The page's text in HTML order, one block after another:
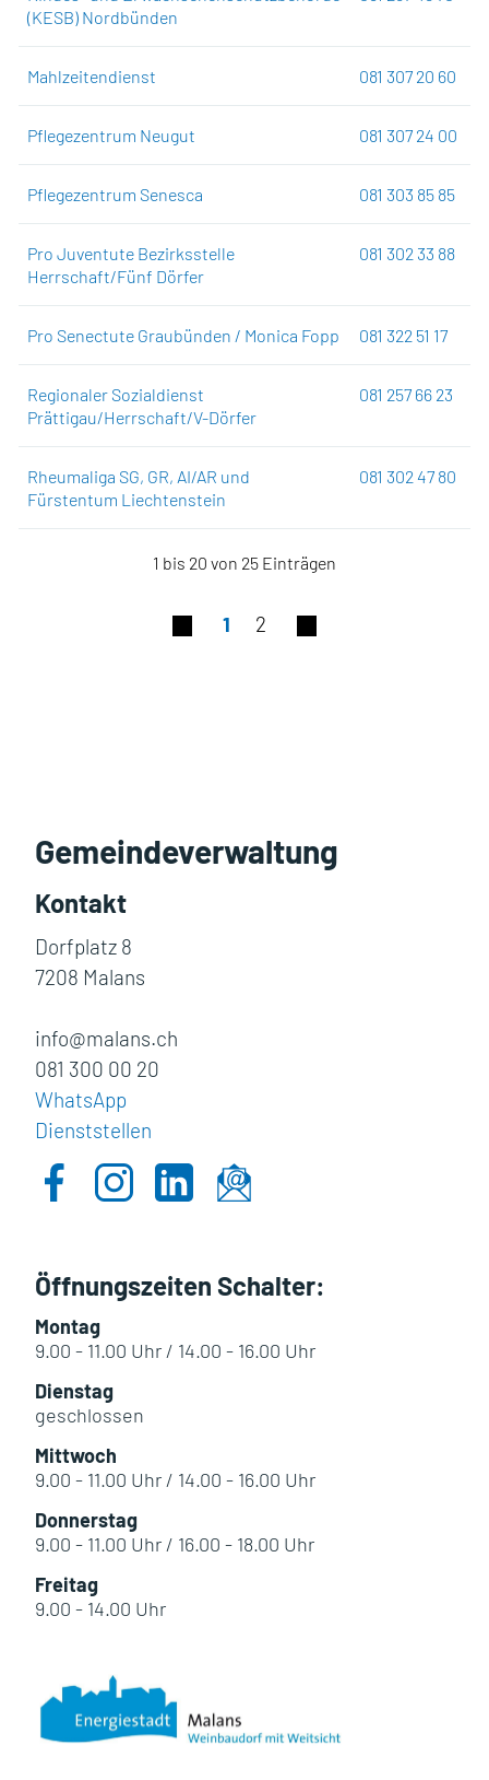
(KESB) Nordbünden
Mahlzeitendienst 081 307 20 60
Pflegezentrum Neugut 081 307 24 00
Pflegezentrum Senesca 081 303 85 85
Pro Juventute Bezirksstelle
Herrschaft/Fünf Dörfer
081 302 33 88
Pro Senectute Graubünden / Monica Fopp 081 322 51 17
Regionaler Sozialdienst
Prättigau/Herrschaft/V-Dörfer
081 257 66 23
Rheumaliga SG, GR, AI/AR und
Fürstentum Liechtenstein
081 302 47 80
1 bis 20 von 25 Einträgen
1 2
Gemeindeverwaltung
Kontakt
Dorfplatz 8
7208 Malans
info@malans.ch
081 300 00 20
WhatsApp
Dienststellen
Öffnungszeiten Schalter:
Montag
9.00 - 11.00 Uhr / 14.00 - 16.00 Uhr
Dienstag
geschlossen
Mittwoch
9.00 - 11.00 Uhr / 14.00 - 16.00 Uhr
Donnerstag
9.00 - 11.00 Uhr / 16.00 - 18.00 Uhr
Freitag
9.00 - 14.00 Uhr